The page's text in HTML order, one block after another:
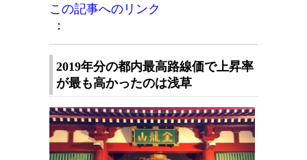
この記事へのリンク
：
2019年分の都内最高路線価で上昇率
が最も高かったのは浅草